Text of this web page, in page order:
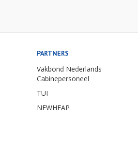
PARTNERS
Vakbond Nederlands
Cabinepersoneel
TUI
NEWHEAP